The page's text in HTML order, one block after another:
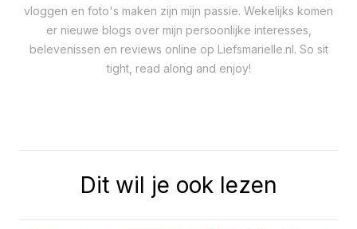
vloggen en foto's maken zijn mijn passie. Wekelijks komen
er nieuwe blogs over mijn persoonlijke interesses,
belevenissen en reviews online op Liefsmarielle.nl. So sit
tight, read along and enjoy!
Dit wil je ook lezen